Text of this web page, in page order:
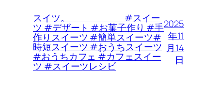
スイツ。 #スイー
ツ #デザート #お菓子作り #手
作りスイーツ #簡単スイーツ#
時短スイーツ #おうちスイーツ
#おうちカフェ #カフェスイー
ツ #スイーツレシピ
2025
年11
月14
日